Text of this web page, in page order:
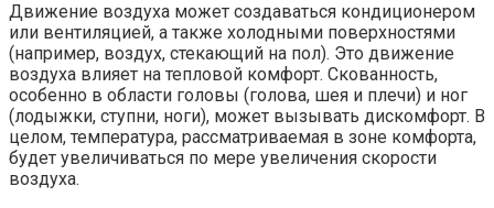
Движение воздуха может создаваться кондиционером
или вентиляцией, а также холодными поверхностями
(например, воздух, стекающий на пол). Это движение
воздуха влияет на тепловой комфорт. Скованность,
особенно в области головы (голова, шея и плечи) и ног
(лодыжки, ступни, ноги), может вызывать дискомфорт. В
целом, температура, рассматриваемая в зоне комфорта,
будет увеличиваться по мере увеличения скорости
воздуха.